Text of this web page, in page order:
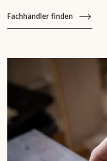
Fachhändler finden